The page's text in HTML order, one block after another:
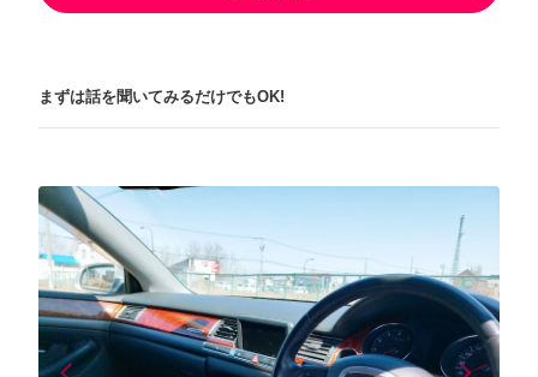
まずは話を聞いてみるだけでもOK!